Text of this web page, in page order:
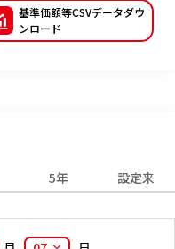
基準価額等CSVデータダウ
ンロード
5年 設定来